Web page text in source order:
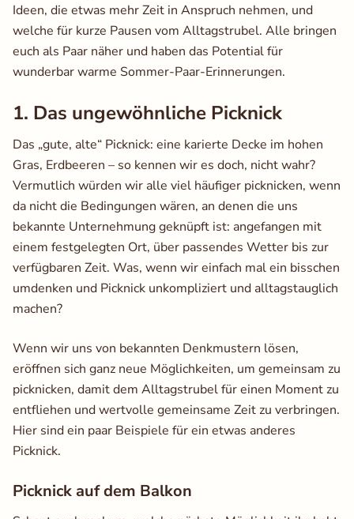
Ideen, die etwas mehr Zeit in Anspruch nehmen, und
welche für kurze Pausen vom Alltagstrubel. Alle bringen
euch als Paar näher und haben das Potential für
wunderbar warme Sommer-Paar-Erinnerungen.
1. Das ungewöhnliche Picknick
Das „gute, alte“ Picknick: eine karierte Decke im hohen
Gras, Erdbeeren – so kennen wir es doch, nicht wahr?
Vermutlich würden wir alle viel häufiger picknicken, wenn
da nicht die Bedingungen wären, an denen die uns
bekannte Unternehmung geknüpft ist: angefangen mit
einem festgelegten Ort, über passendes Wetter bis zur
verfügbaren Zeit. Was, wenn wir einfach mal ein bisschen
umdenken und Picknick unkompliziert und alltagstauglich
machen?
Wenn wir uns von bekannten Denkmustern lösen,
eröffnen sich ganz neue Möglichkeiten, um gemeinsam zu
picknicken, damit dem Alltagstrubel für einen Moment zu
entfliehen und wertvolle gemeinsame Zeit zu verbringen.
Hier sind ein paar Beispiele für ein etwas anderes
Picknick.
Picknick auf dem Balkon